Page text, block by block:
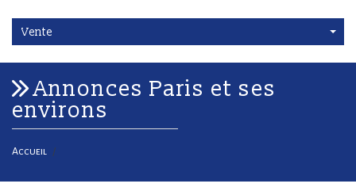
Vente
Annonces Paris et ses
environs
Accueil